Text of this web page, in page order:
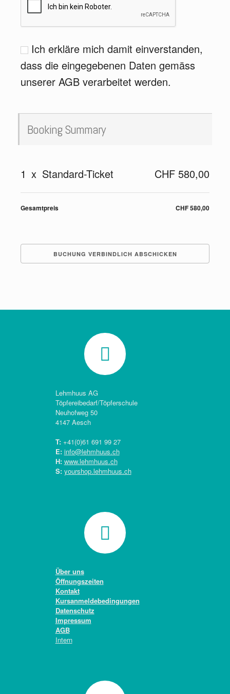
Ich erkläre mich damit einverstanden,
dass die eingegebenen Daten gemäss
unserer AGB verarbeitet werden.
Booking Summary
1 x Standard-Ticket CHF 580,00
Gesamtpreis CHF 580,00
Lehmhuus AG
Töpfereibedarf/Töpferschule
Neuhofweg 50
4147 Aesch
T:+41(0)61 691 99 27
E: info@lehmhuus.ch
H: www.lehmhuus.ch
S: yourshop.lehmhuus.ch
Über uns
Öffnungszeiten
Kontakt
Kursanmeldebedingungen
Datenschutz
Impressum
AGB
Intern